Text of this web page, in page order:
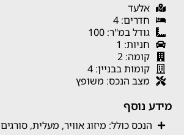
אלעד
חדרים: 4
גודל במ"ר: 100
חניות: 1
קומה: 2
קומות בבניין: 4
מצב הנכס: משופץ
מידע נוסף
הנכס כולל: מיזוג אוויר, מעלית, סורגים